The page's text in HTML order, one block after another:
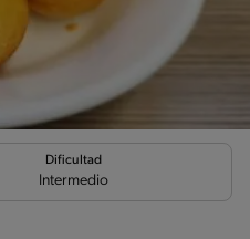
Dificultad
Intermedio